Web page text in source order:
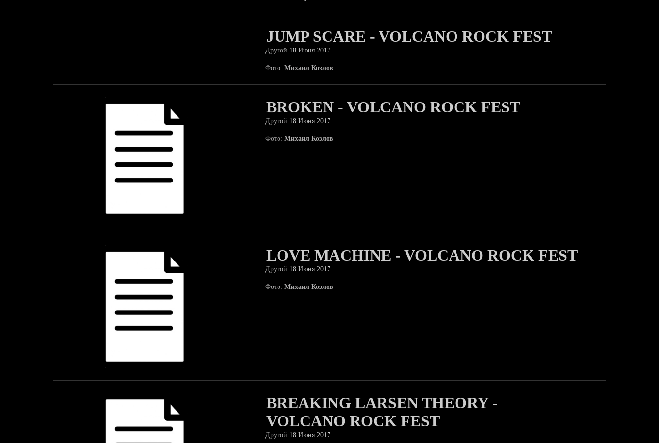
JUMP SCARE - VOLCANO ROCK FEST
Другой 18 Июня 2017
Фото: Михаил Козлов
BROKEN - VOLCANO ROCK FEST
Другой 18 Июня 2017
Фото: Михаил Козлов
LOVE MACHINE - VOLCANO ROCK FEST
Другой 18 Июня 2017
Фото: Михаил Козлов
BREAKING LARSEN THEORY -
VOLCANO ROCK FEST
Другой 18 Июня 2017